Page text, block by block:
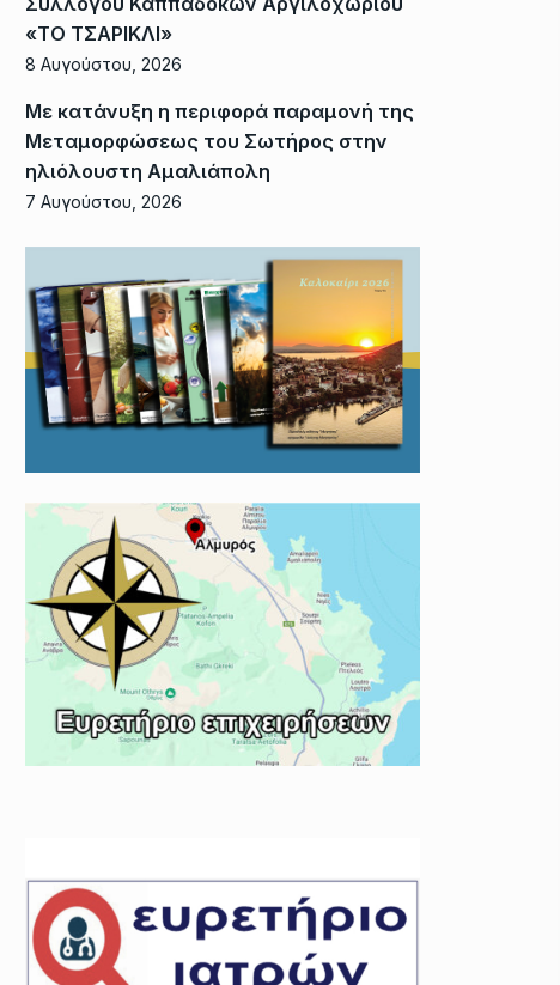
«ΤΟ ΤΣΑΡΙΚΛΙ»
8 Αυγούστου, 2026
Με κατάνυξη η περιφορά παραμονή της
Μεταμορφώσεως του Σωτήρος στην
ηλιόλουστη Αμαλιάπολη
7 Αυγούστου, 2026